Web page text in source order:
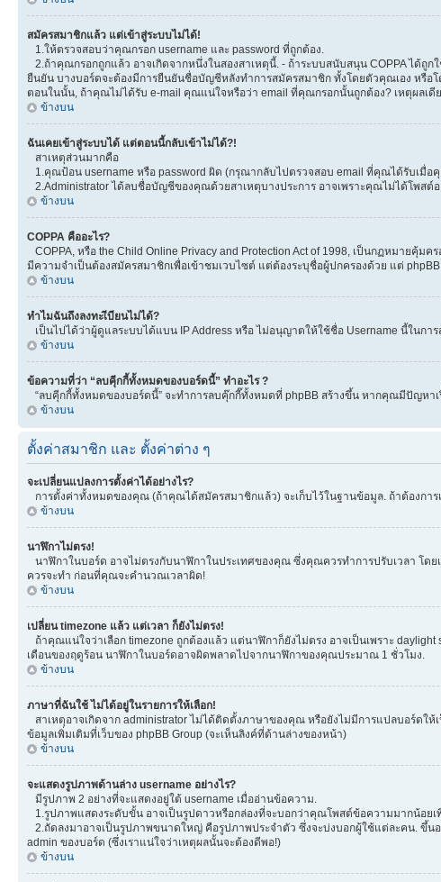
สมัครสมาชิกแล้ว แต่เข้าสู่ระบบไม่ได้!
1.ให้ตรวจสอบว่าคุณกรอก username และ password ที่ถูกต้อง.
2.ถ้าคุณกรอกถูกแล้ว อาจเกิดจากหนึ่งในสองสาเหตุนี้. - ถ้าระบบสนับสนุน COPPA ไ
ยืนยัน บางบอร์ดจะต้องมีการยืนยันชื่อบัญชีหลังทำการสมัครสมาชิก ทั้งโดยตัวคุณเอง หรื
ตอนในนั้น, ถ้าคุณไม่ได้รับ e-mail คุณแน่ใจหรือว่า email ที่คุณกรอกนั้นถูกต้อง? เหตุผลเ
ข้างบน
ฉันเคยเข้าสู่ระบบได้ แต่ตอนนี้กลับเข้าไม่ได้?!
สาเหตุส่วนมากคือ
1.คุณป้อน username หรือ password ผิด (กรุณากลับไปตรวจสอบ email ที่คุณได้รับเมื่อ
2.Administrator ได้ลบชื่อบัญชีของคุณด้วยสาเหตุบางประการ อาจเพราะคุณไม่ได้โพสต์
ข้างบน
COPPA คืออะไร?
COPPA, หรือ the Child Online Privacy and Protection Act of 1998, เป็นกฏหมายคุ้
มีความจำเป็นต้องสมัครสมาชิกเพื่อเข้าชมเวบไซต์ แต่ต้องระบุชื่อผู้ปกครองด้วย แต่
ข้างบน
ทำไมฉันถึงลงทะเีบียนไม่ได้?
เป็นไปได้ว่าผู้ดูแลระบบได้แบน IP Address หรือ ไม่อนุญาตให้ใช้ชื่อ Username นี้ในก
ข้างบน
ข้อความที่ว่า “ลบคุีกกี้ทั้งหมดของบอร์ดนี้” ทำอะไร ?
“ลบคุีกกี้ทั้งหมดของบอร์ดนี้” จะทำการลบคุ๊กกี๊ทั้งหมดที่ phpBB สร้างขึ้น หากคุณมีปัญหา
ข้างบน
ตั้งค่าสมาชิก และ ตั้งค่าต่าง ๆ
จะเปลี่ยนแปลงการตั้งค่าได้อย่างไร?
การตั้งค่าทั้งหมดของคุณ (ถ้าคุณได้สมัครสมาชิกแล้ว) จะเก็บไว้ในฐานข้อมูล. ถ้าต้องก
ข้างบน
นาฬิกาไม่ตรง!
นาฬิกาในบอร์ด อาจไม่ตรงกับนาฬิกาในประเทศของคุณ ซึ่งคุณควรทำการปรับเวลา โ
ควรจะทำ ก่อนที่คุณจะคำนวณเวลาผิด!
ข้างบน
เปลี่ยน timezone แล้ว แต่เวลา ก็ยังไม่ตรง!
ถ้าคุณแน่ใจว่าเลือก timezone ถูกต้องแล้ว แต่นาฬิกาก็ยังไม่ตรง อาจเป็นเพราะ
เดือนของฤดูร้อน นาฬิกาในบอร์ดอาจผิดพลาดไปจากนาฬิกาของคุณประมาณ 1 ชั่วโมง.
ข้างบน
ภาษาที่ฉันใช้ ไม่ได้อยู่ในรายการให้เลือก!
สาเหตุอาจเกิดจาก administrator ไม่ได้ติดตั้งภาษาของคุณ หรือยังไม่มีการแปลบอร์ด
ข้อมูลเพิ่มเติมที่เว็บของ phpBB Group (จะเห็นลิงค์ที่ด้านล่างของหน้า)
ข้างบน
จะแสดงรูปภาพด้านล่าง username อย่างไร?
มีรูปภาพ 2 อย่างที่จะแสดงอยู่ใต้ username เมื่ออ่านข้อความ.
1.รูปภาพแสดงระดับขั้น อาจเป็นรูปดาวหรือกล่องที่จะบอกว่าคุณโพสต์ข้อความมากน้อยเพี
2.ถัดลงมาอาจเป็นรูปภาพขนาดใหญ่ คือรูปภาพประจำตัว ซึ่งจะบ่งบอกผู้ใช้แต่ละคน. ขึ้น
admin ของบอร์ด (ซึ่งเราแน่ใจว่าเหตุผลนั้นจะต้องดีพอ!)
ข้างบน